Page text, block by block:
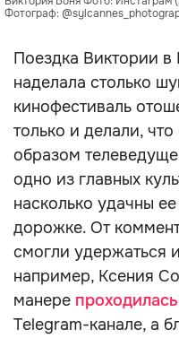
Фотограф:
Поездка Виктории в
наделала столько
кинофестиваль
только и делали,
образом
одно из главных
насколько удачны
дорожке. От
смогли удержаться
например, Ксения
манере проходилась
Telegram-канале, а